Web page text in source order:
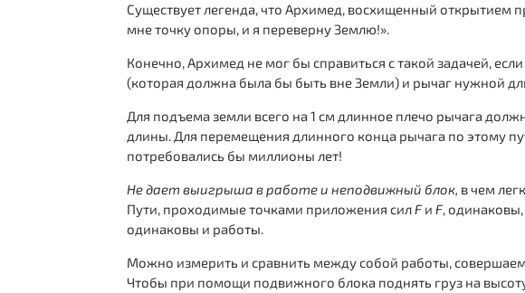
Существует легенда, что Архимед, восхищенный открытием
мне точку опоры, и я переверну Землю!».
Конечно, Архимед не мог бы справиться с такой задачей,
(которая должна была бы быть вне Земли) и рычаг нужной
Для подъема земли всего на 1 см длинное плечо рычага
длины. Для перемещения длинного конца рычага по этому
потребовались бы миллионы лет!
Не дает выигрыша в работе и неподвижный блок, в чем
Пути, проходимые точками приложения силFи F,
одинаковы и работы.
Можно измерить и сравнить между собой работы,
Чтобы при помощи подвижного блока поднять груз на